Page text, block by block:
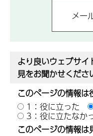
より良いウェブサ
見をお聞かせくださ
このページの情報は
1：役に立った
3：役に立たなか
このページの情報は